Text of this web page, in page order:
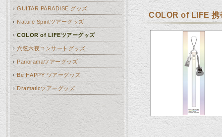
GUITAR PARADISE グッズ
Nature Spiritツアーグッズ
COLOR of LIFEツアーグッズ
六弦六夜コンサートグッズ
Panoramaツアーグッズ
Be HAPPY ツアーグッズ
Dramaticツアーグッズ
COLOR of LIFE 携